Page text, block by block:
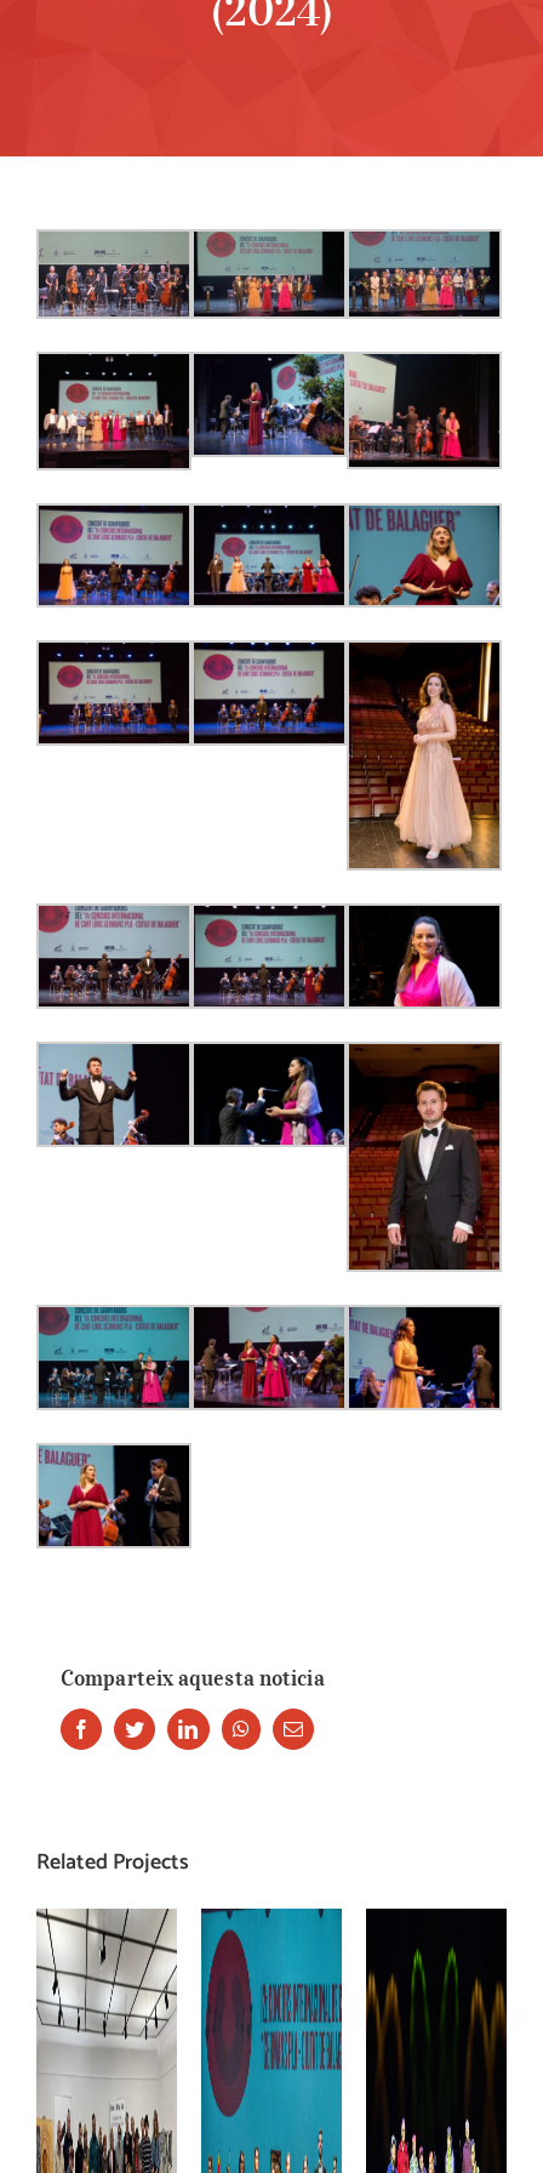
(2024)
Comparteix aquesta noticia
FacebookTwitterLinkedInWhatsappEmail
Related Projects